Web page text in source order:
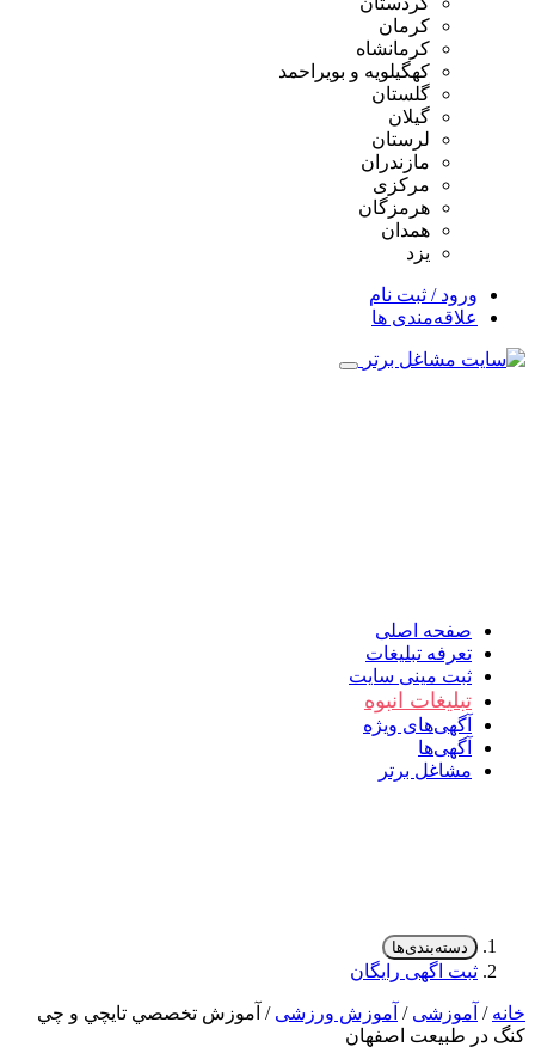
کرمان
کرمانشاه
کهگیلویه و بویراحمد
گلستان
گیلان
لرستان
مازندران
مرکزی
هرمزگان
همدان
یزد
ورود / ثبت نام
علاقه‌مندی ها
صفحه اصلی
تعرفه تبلیغات
ثبت مینی سایت
تبلیغات انبوه
آگهی‌های ویژه
آگهی‌ها
مشاغل برتر
دسته‌بندی‌ها
ثبت اگهی رایگان
/آموزشی/آموزش ورزشی / آموزش تخصصي تايچي و چي
در طبيعت اصفهان